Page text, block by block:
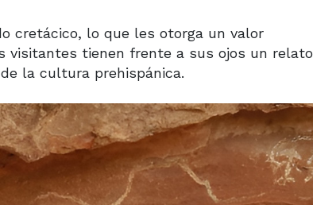
cretácico, lo que les otorga un valor
visitantes tienen frente a sus ojos un relato
la cultura prehispánica.